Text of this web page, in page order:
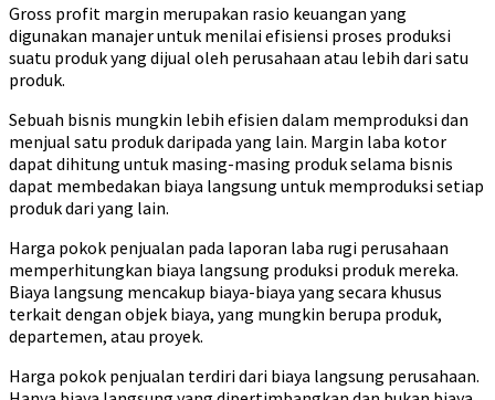
Gross profit margin merupakan rasio keuangan yang
digunakan manajer untuk menilai efisiensi proses produksi
suatu produk yang dijual oleh perusahaan atau lebih dari satu
produk.
Sebuah bisnis mungkin lebih efisien dalam memproduksi dan
menjual satu produk daripada yang lain. Margin laba kotor
dapat dihitung untuk masing-masing produk selama bisnis
dapat membedakan biaya langsung untuk memproduksi setiap
produk dari yang lain.
Harga pokok penjualan pada laporan laba rugi perusahaan
memperhitungkan biaya langsung produksi produk mereka.
Biaya langsung mencakup biaya-biaya yang secara khusus
terkait dengan objek biaya, yang mungkin berupa produk,
departemen, atau proyek.
Harga pokok penjualan terdiri dari biaya langsung perusahaan.